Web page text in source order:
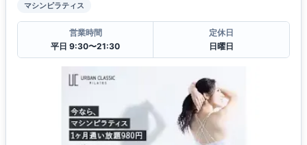
マシンピラティス
営業時間
平日 9:30〜21:30
定休日
日曜日